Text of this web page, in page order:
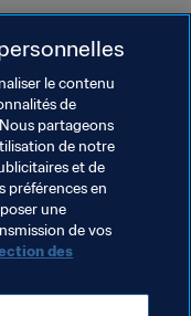
le contenu
de
partageons
de notre
et de
préférences en
une
de vos
des